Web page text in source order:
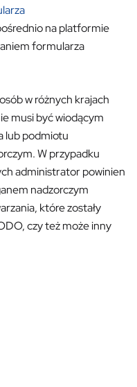
na platformie
formularza
w różnych krajach
musi być wiodącym
lub podmiotu
W przypadku
administrator powinien
nadzorczym
które zostały
czy też może inny